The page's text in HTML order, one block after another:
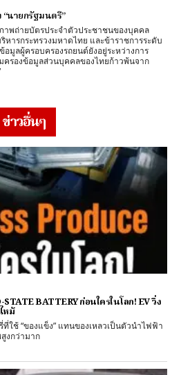
นายกรัฐมนตรี”
าพถ่ายบัตรประจำตัวประชาชนของบุคคล
หารกระทรวงมหาดไทย และข้าราชการระดับ
มูลผู้ครอบครองรถยนต์ยังอยู่ระหว่างการ
ครองข้อมูลส่วนบุคคลของไทยก้าวพ้นจาก
ข่าวอื่นๆ
BATTERY ก่อนใครในโลก! EV วิ่ง
หม้
ใช้ “ของแข็ง” แทนของเหลวเป็นตัวนำไฟฟ้า
งกว่ามาก